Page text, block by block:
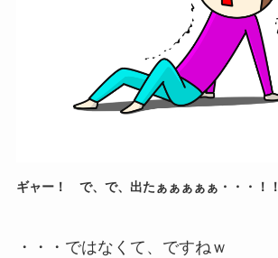
ギャー！ で、で、出たぁぁぁぁぁ・・・！！
・・・ではなくて、ですねｗ